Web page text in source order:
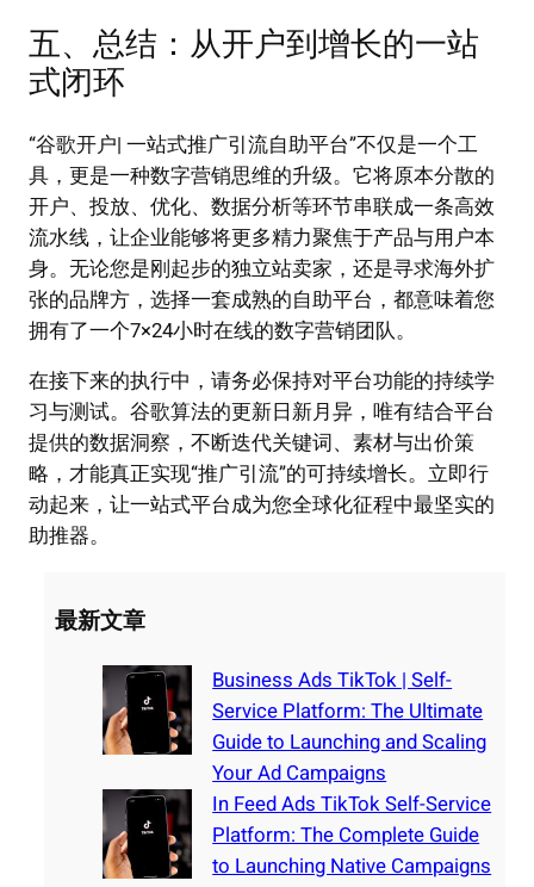
五、总结：从开户到增长的一站
式闭环
“谷歌开户| 一站式推广引流自助平台”不仅是一个工
具，更是一种数字营销思维的升级。它将原本分散的
开户、投放、优化、数据分析等环节串联成一条高效
流水线，让企业能够将更多精力聚焦于产品与用户本
身。无论您是刚起步的独立站卖家，还是寻求海外扩
张的品牌方，选择一套成熟的自助平台，都意味着您
拥有了一个7×24小时在线的数字营销团队。
在接下来的执行中，请务必保持对平台功能的持续学
习与测试。谷歌算法的更新日新月异，唯有结合平台
提供的数据洞察，不断迭代关键词、素材与出价策
略，才能真正实现“推广引流”的可持续增长。立即行
动起来，让一站式平台成为您全球化征程中最坚实的
助推器。
最新文章
Business Ads TikTok | Self-
Service Platform: The Ultimate
Guide to Launching and Scaling
Your Ad Campaigns
In Feed Ads TikTok Self-Service
Platform: The Complete Guide
to Launching Native Campaigns